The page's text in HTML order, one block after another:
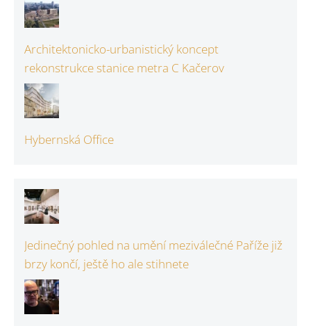
Architektonicko-urbanistický koncept
rekonstrukce stanice metra C Kačerov
Hybernská Office
Jedinečný pohled na umění meziválečné Paříže již
brzy končí, ještě ho ale stihnete